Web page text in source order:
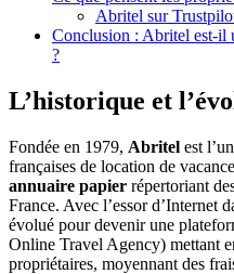
Abritel sur
Conclusion : Abritel est-il
?
L’historique et
Fondée en 1979, Abritel est
françaises de location de
annuaire papier répertoriant
France. Avec l’essor d’Internet
évolué pour devenir une
Online Travel Agency) mettant
propriétaires, moyennant des